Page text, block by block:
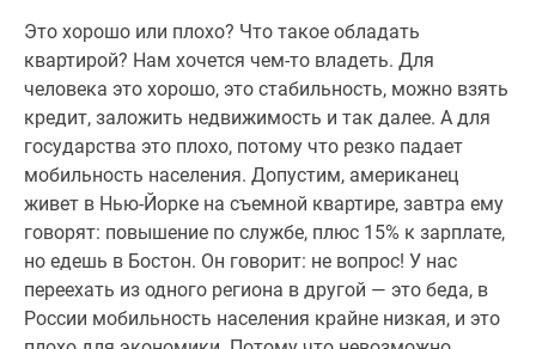
Это хорошо или плохо? Что такое обладать
квартирой? Нам хочется чем-то владеть. Для
человека это хорошо, это стабильность, можно взять
кредит, заложить недвижимость и так далее. А для
государства это плохо, потому что резко падает
мобильность населения. Допустим, американец
живет в Нью-Йорке на съемной квартире, завтра ему
говорят: повышение по службе, плюс 15% к зарплате,
но едешь в Бостон. Он говорит: не вопрос! У нас
переехать из одного региона в другой — это беда, в
России мобильность населения крайне низкая, и это